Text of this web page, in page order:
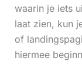
waarin je iets
laat zien, kun
of
hiermee